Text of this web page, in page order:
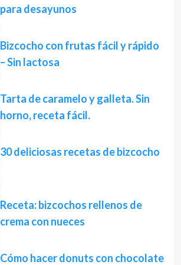
para desayunos
Bizcocho con frutas fácil y rápido
– Sin lactosa
Tarta de caramelo y galleta. Sin
horno, receta fácil.
30 deliciosas recetas de bizcocho
Receta: bizcochos rellenos de
crema con nueces
Cómo hacer donuts con chocolate